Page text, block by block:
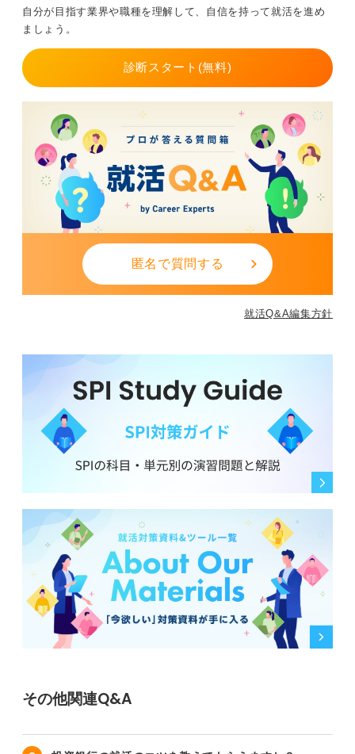
り入れるように案内してきました。
スタートアップが盛んな地域では、民間の勉強会や地域
見た自分を客観視する機会を自ら作ることができます。
制度の内側だけで考えず、民間の視点や数字感覚を学び
続けていけば、広い視野と成長は保てます。
0
自分が目指す業界や職種を理解して、自信を持って就活を進め
ましょう。
診断スタート(無料)
匿名で質問する
就活Q&A編集方針
その他関連Q&A